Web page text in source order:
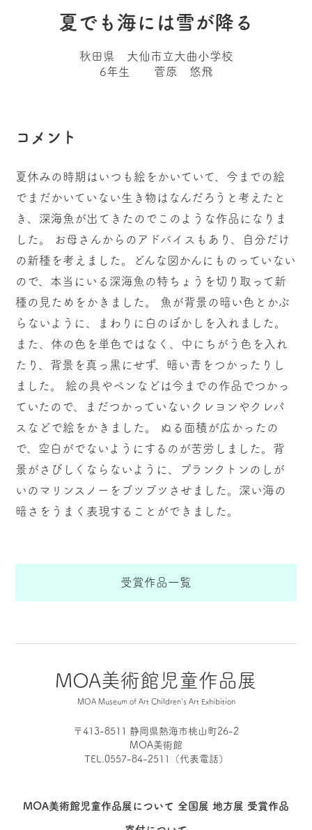
夏でも海には雪が降る
秋田県 大仙市立大曲小学校
6年生 菅原 悠飛
コメント
夏休みの時期はいつも絵をかいていて、今までの絵
でまだかいていない生き物はなんだろうと考えたと
き、深海魚が出てきたのでこのような作品になりま
した。 お母さんからのアドバイスもあり、自分だけ
の新種を考えました。どんな図かんにものっていない
ので、本当にいる深海魚の特ちょうを切り取って新
種の見ためをかきました。 魚が背景の暗い色とかぶ
らないように、まわりに白のぼかしを入れました。
また、体の色を単色ではなく、中にちがう色を入れ
たり、背景を真っ黒にせず、暗い青をつかったりし
ました。 絵の具やペンなどは今までの作品でつかっ
ていたので、まだつかっていないクレヨンやクレパ
スなどで絵をかきました。 ぬる面積が広かったの
で、空白がでないようにするのが苦労しました。背
景がさびしくならないように、プランクトンのしが
いのマリンスノーをブツブツさせました。深い海の
暗さをうまく表現することができました。
受賞作品一覧
MOA美術館児童作品展
MOA Museum of Art Children's Art Exhibition
〒413-8511 静岡県熱海市桃山町26-2
MOA美術館
TEL.0557-84-2511（代表電話）
MOA美術館児童作品展について 全国展 地方展 受賞作品